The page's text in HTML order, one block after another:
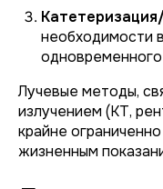
необходимости
одновременного
Лучевые методы,
излучением (КТ,
крайне
жизненным